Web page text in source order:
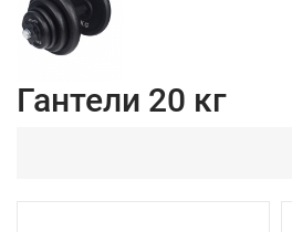
Гантели 20 кг